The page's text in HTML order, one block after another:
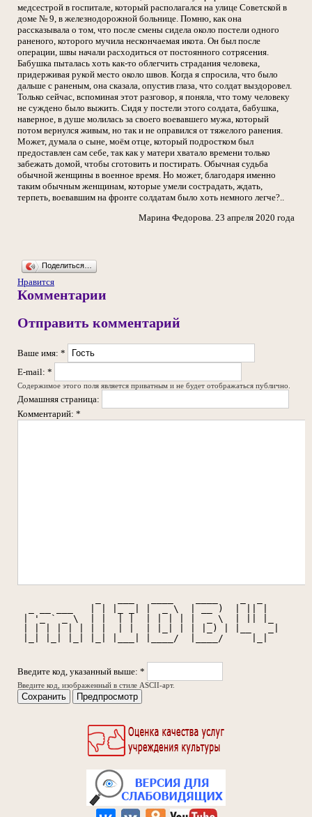
медсестрой в госпитале, который располагался на улице Советской в
доме № 9, в железнодорожной больнице. Помню, как она
рассказывала о том, что после смены сидела около постели одного
раненого, которого мучила нескончаемая икота. Он был после
операции, швы начали расходиться от постоянного сотрясения.
Бабушка пыталась хоть как-то облегчить страдания человека,
придерживая рукой место около швов. Когда я спросила, что было
дальше с раненым, она сказала, опустив глаза, что солдат выздоровел.
Только сейчас, вспоминая этот разговор, я поняла, что тому человеку
не суждено было выжить. Сидя у постели этого солдата, бабушка,
наверное, в душе молилась за своего воевавшего мужа, который
потом вернулся живым, но так и не оправился от тяжелого ранения.
Может, думала о сыне, моём отце, который подростком был
предоставлен сам себе, так как у матери хватало времени только
забежать домой, чтобы сготовить и постирать. Обычная судьба
обычной женщины в военное время. Но может, благодаря именно
таким обычным женщинам, которые умели сострадать, ждать,
терпеть, воевавшим на фронте солдатам было хоть немного легче?..
Марина Федорова. 23 апреля 2020 года
Поделиться…
Нравится
Комментарии
Отправить комментарий
Ваше имя: *
E-mail: *
Содержимое этого поля является приватным и не будет отображаться публично.
Домашняя страница:
Комментарий: *
  _ __ ___   | | |_ _| |  _ \  | __ )  | || |
| '_ ` _ \  | |  | |  | | | | |  _ \  | || |_
| | | | | | | |  | |  | |_| | | |_) | |__   _|
|_| |_| |_| |_| |___| |____/  |____/     |_|
Введите код, указанный выше: *
Введите код, изображенный в стиле ASCII-арт.